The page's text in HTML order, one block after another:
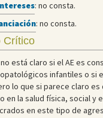
: no consta.
: no consta.
Crítico
no está claro si el AE es
infantiles o si
lo que si parece claro es
en la salud física, social y
en este tipo de